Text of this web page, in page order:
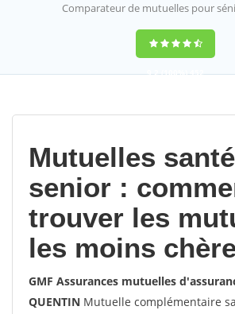
Comparateur de mutuelles pour
9,2(100%)452
Mutuelles
senior :
trouver les
les moins
GMF Assurances mutuelles
QUENTIN Mutuelle complémentaire